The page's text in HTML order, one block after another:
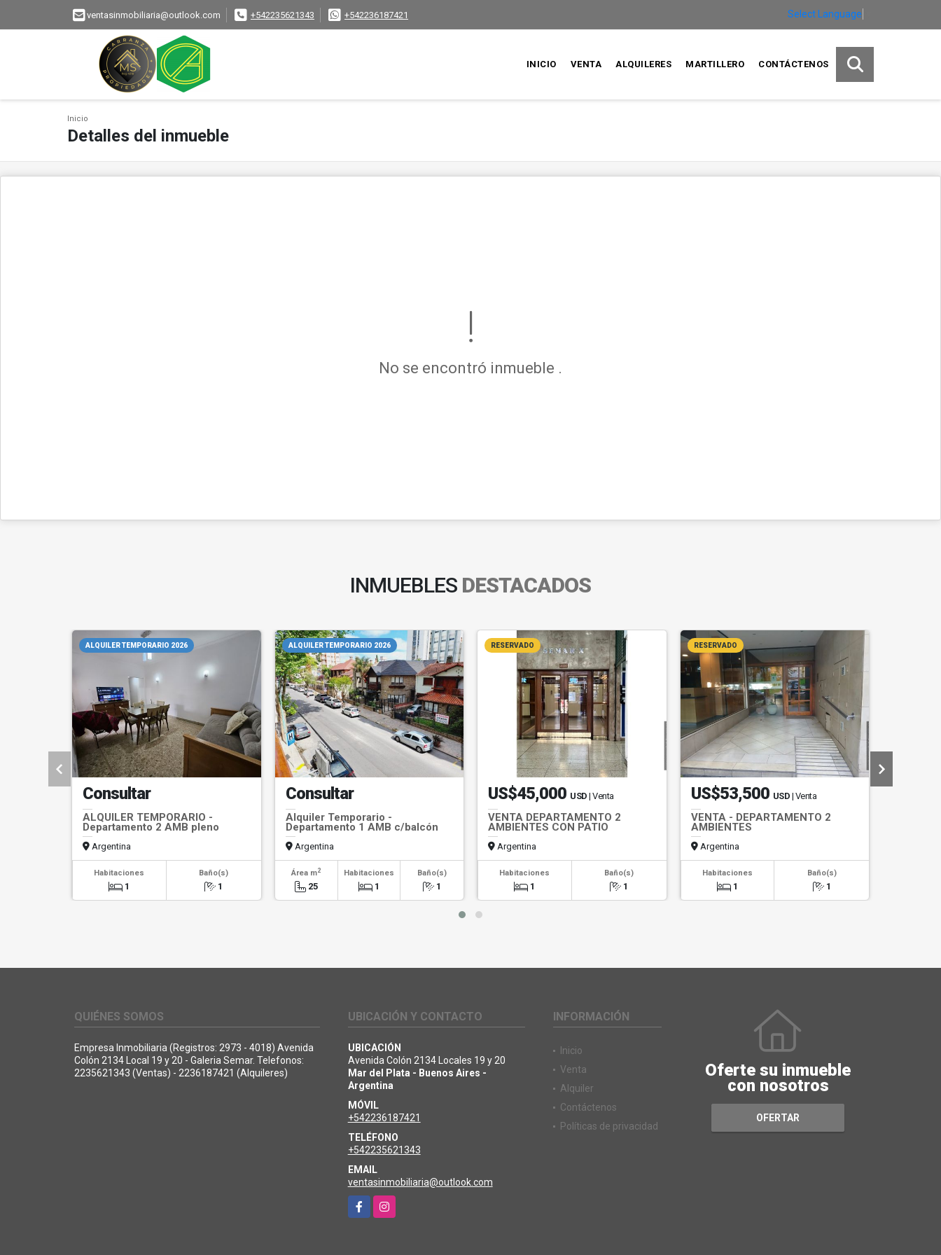
ventasinmobiliaria@outlook.com +542235621343 +542236187421 Select Language
INICIO VENTA ALQUILERES MARTILLERO CONTÁCTENOS
Inicio
Detalles del inmueble
No se encontró inmueble .
INMUEBLES DESTACADOS
ALQUILER TEMPORARIO 2026
Consultar
ALQUILER TEMPORARIO -
Departamento 2 AMB pleno
centro
Argentina
Habitaciones
1
Baño(s)
1
ALQUILER TEMPORARIO 2026
Consultar
Alquiler Temporario -
Departamento 1 AMB c/balcón
Argentina
Área m2
25
Habitaciones
1
Baño(s)
1
RESERVADO
US$45,000 USD | Venta
VENTA DEPARTAMENTO 2
AMBIENTES CON PATIO
Argentina
Habitaciones
1
Baño(s)
1
RESERVADO
US$53,500 USD | Venta
VENTA - DEPARTAMENTO 2
AMBIENTES
Argentina
Habitaciones
1
Baño(s)
1
QUIÉNES SOMOS
Empresa Inmobiliaria (Registros: 2973 - 4018) Avenida
Colón 2134 Local 19 y 20 - Galeria Semar. Telefonos:
2235621343 (Ventas) - 2236187421 (Alquileres)
UBICACIÓN Y CONTACTO
UBICACIÓN
Avenida Colón 2134 Locales 19 y 20
Mar del Plata - Buenos Aires -
Argentina
MÓVIL
+542236187421
TELÉFONO
+542235621343
EMAIL
ventasinmobiliaria@outlook.com
FacebookInstagram
INFORMACIÓN
Inicio
Venta
Alquiler
Contáctenos
Políticas de privacidad
Oferte su inmueble
con nosotros
OFERTAR